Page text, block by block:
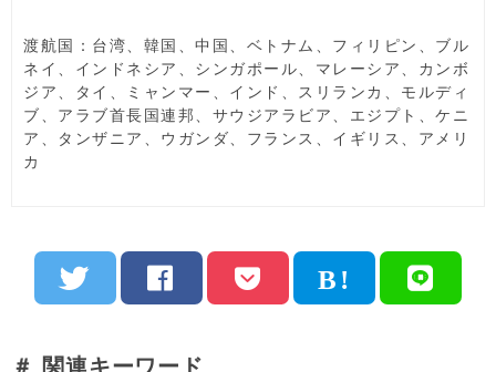
渡航国：台湾、韓国、中国、ベトナム、フィリピン、ブル
ネイ、インドネシア、シンガポール、マレーシア、カンボ
ジア、タイ、ミャンマー、インド、スリランカ、モルディ
ブ、アラブ首長国連邦、サウジアラビア、エジプト、ケニ
ア、タンザニア、ウガンダ、フランス、イギリス、アメリ
カ
＃ 関連キーワード